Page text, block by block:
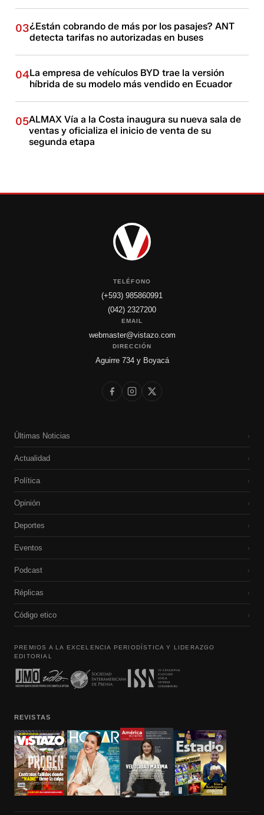
03¿Están cobrando de más por los pasajes? ANT
detecta tarifas no autorizadas en buses
04La empresa de vehículos BYD trae la versión
híbrida de su modelo más vendido en Ecuador
05ALMAX Vía a la Costa inaugura su nueva sala de
ventas y oficializa el inicio de venta de su
segunda etapa
TELÉFONO
(+593) 985860991
(042) 2327200
EMAIL
webmaster@vistazo.com
DIRECCIÓN
Aguirre 734 y Boyacá
Últimas Noticias ›
Actualidad ›
Política ›
Opinión ›
Deportes ›
Eventos ›
Podcast ›
Réplicas ›
Código etico ›
PREMIOS A LA EXCELENCIA PERIODÍSTICA Y LIDERAZGO
EDITORIAL
REVISTAS